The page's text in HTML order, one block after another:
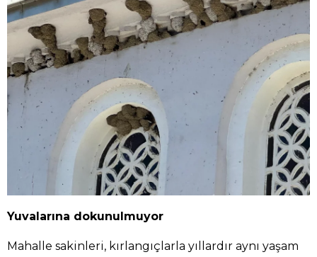
Yuvalarına dokunulmuyor
Mahalle sakinleri, kırlangıçlarla yıllardır aynı yaşam